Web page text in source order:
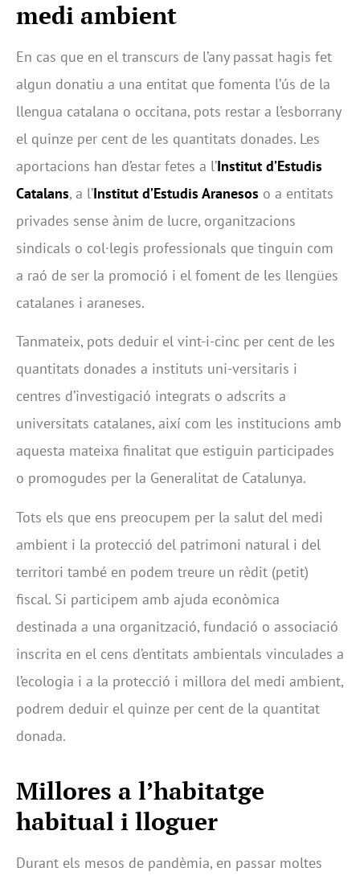
medi ambient
En cas que en el transcurs de l’any passat hagis fet
algun donatiu a una entitat que fomenta l’ús de la
llengua catalana o occitana, pots restar a l’esborrany
el quinze per cent de les quantitats donades. Les
aportacions han d’estar fetes a l’Institut d’Estudis
Catalans, a l’Institut d’Estudis Aranesos o a entitats
privades sense ànim de lucre, organitzacions
sindicals o col·legis professionals que tinguin com
a raó de ser la promoció i el foment de les llengües
catalanes i araneses.
Tanmateix, pots deduir el vint-i-cinc per cent de les
quantitats donades a instituts uni-versitaris i
centres d’investigació integrats o adscrits a
universitats catalanes, així com les institucions amb
aquesta mateixa finalitat que estiguin participades
o promogudes per la Generalitat de Catalunya.
Tots els que ens preocupem per la salut del medi
ambient i la protecció del patrimoni natural i del
territori també en podem treure un rèdit (petit)
fiscal. Si participem amb ajuda econòmica
destinada a una organització, fundació o associació
inscrita en el cens d’entitats ambientals vinculades a
l’ecologia i a la protecció i millora del medi ambient,
podrem deduir el quinze per cent de la quantitat
donada.
Millores a l’habitatge
habitual i lloguer
Durant els mesos de pandèmia, en passar moltes